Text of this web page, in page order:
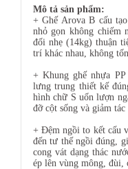
Mô tả sản phẩm:
+ Ghế Arova B cấu
nhỏ gọn không chiếm
đối nhẹ (14kg) thuận
trí khác nhau, không
+ Khung ghế nhựa
lưng trung thiết kế
hình chữ S uốn lượn
đỡ cột sống và giảm
+ Đệm ngồi to kết cấu
đến tư thế ngồi đúng,
cong vát dạng thác
ép lên vùng mông, đùi,